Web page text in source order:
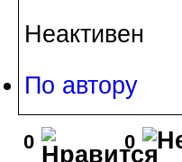
Неактивен
По автору
0 0